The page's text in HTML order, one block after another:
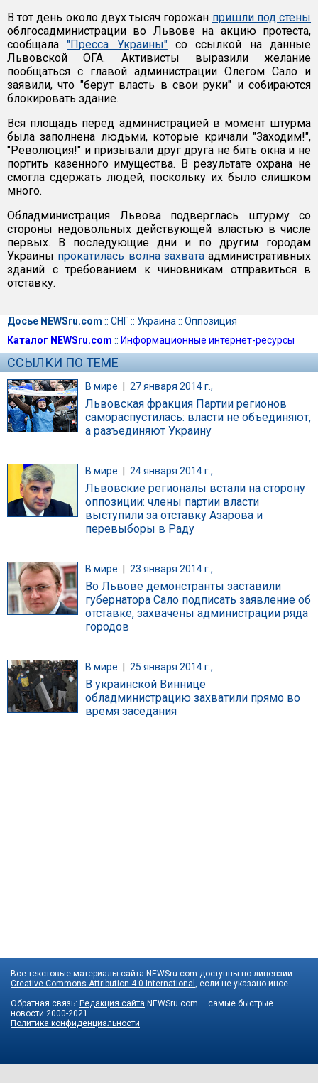
В тот день около двух тысяч горожан пришли под стены
облгосадминистрации во Львове на акцию протеста,
сообщала"Пресса Украины"со ссылкой на данные
Львовской ОГА. Активисты выразили желание
пообщаться с главой администрации Олегом Сало и
заявили, что "берут власть в свои руки" и собираются
блокировать здание.
Вся площадь перед администрацией в момент штурма
была заполнена людьми, которые кричали "Заходим!",
"Революция!" и призывали друг друга не бить окна и не
портить казенного имущества. В результате охрана не
смогла сдержать людей, поскольку их было слишком
много.
Обладминистрация Львова подверглась штурму со
стороны недовольных действующей властью в числе
первых. В последующие дни и по другим городам
Украины прокатилась волна захватаадминистративных
зданий с требованием к чиновникам отправиться в
отставку.
Досье NEWSru.com :: СНГ:: Украина :: Оппозиция
Каталог NEWSru.com :: Информационные интернет-ресурсы
ССЫЛКИ ПО ТЕМЕ
В мире | 27 января 2014 г.,
Львовская фракция Партии регионов
самораспустилась: власти не объединяют,
а разъединяют Украину
В мире 24 января 2014 г.,
Львовские регионалы встали на сторону
оппозиции: члены партии власти
выступили за отставку Азарова и
перевыборы в Раду
В мире 23 января 2014 г.,
Во Львове демонстранты заставили
губернатора Сало подписать заявление об
отставке, захвачены администрации ряда
городов
В мире 25 января 2014 г.,
В украинской Виннице
обладминистрацию захватили прямо во
время заседания
Все текстовые материалы сайта NEWSru.com доступны по лицензии:
Creative Commons Attribution 4.0 International
, если не указано иное.
Обратная связь: Редакция сайта NEWSru.com – самые быстрые
новости 2000-2021
Политика конфиденциальности